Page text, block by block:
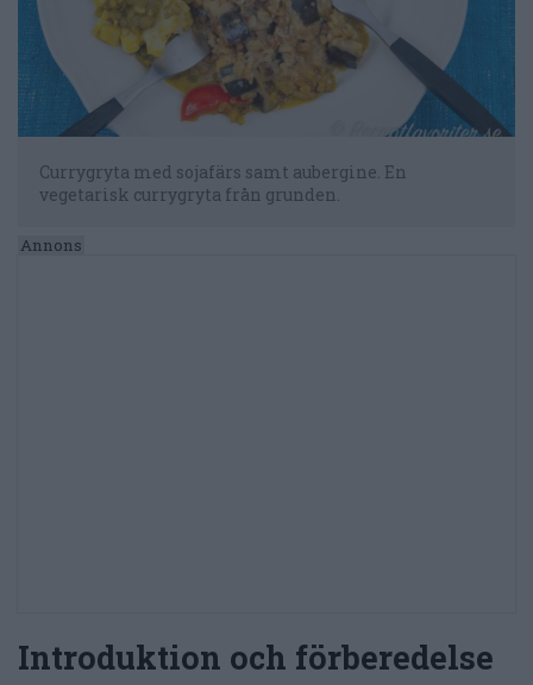
Currygryta med sojafärs samt aubergine. En
vegetarisk currygryta från grunden.
Introduktion och förberedelse